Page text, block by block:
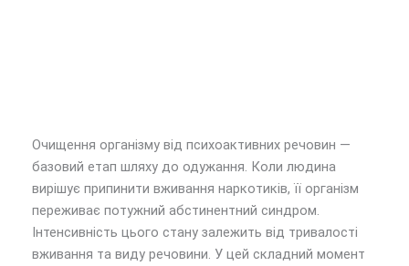
Очищення організму від психоактивних речовин —
базовий етап шляху до одужання. Коли людина
вирішує припинити вживання наркотиків, її організм
переживає потужний абстинентний синдром.
Інтенсивність цього стану залежить від тривалості
вживання та виду речовини. У цей складний момент